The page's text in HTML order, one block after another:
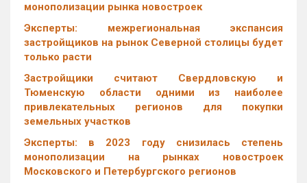
монополизации рынка новостроек
Эксперты: межрегиональная экспансия
застройщиков на рынок Северной столицы будет
только расти
Застройщики считают Свердловскую и
Тюменскую области одними из наиболее
привлекательных регионов для покупки
земельных участков
Эксперты: в 2023 году снизилась степень
монополизации на рынках новостроек
Московского и Петербургского регионов